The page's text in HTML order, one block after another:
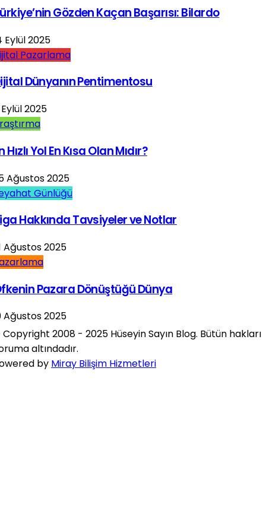
Gözden Kaçan Başarısı: Bilardo
Eylül 2025
Pazarlama
Dünyanın Pentimentosu
2025
Hızlı Yol En Kısa Olan Mıdır?
Ağustos 2025
Günlüğü
Hakkında Tavsiyeler ve Notlar
Ağustos 2025
Pazara Dönüştüğü Dünya
Ağustos 2025
2008 - 2025 Hüseyin Sayın Blog. Bütün hakları
altındadır.
by Miray Bilişim Hizmetleri